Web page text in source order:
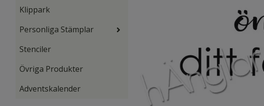
Klippark
Personliga Stämplar
Stenciler
Övriga Produkter
Adventskalender